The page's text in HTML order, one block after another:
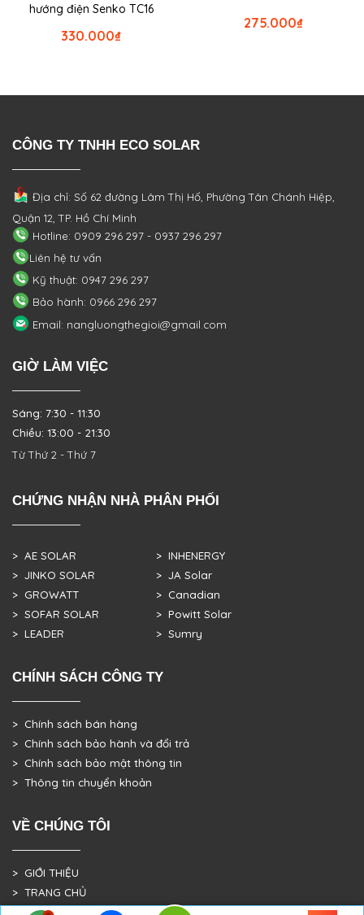
hướng điện Senko TC16
₫
330.000
₫
275.000
CÔNG TY TNHH ECO SOLAR
Địa chỉ: Số 62 đường Lâm Thị Hố, PhườngTân Chánh Hiệp,
Quận 12, TP. Hồ Chí Minh
Hotline: 0909 296 297 - 0937 296 297
Liên hệ tư vấn
Kỹ thuật: 0947 296 297
Bảo hành: 0966 296 297
Email: nangluongthegioi@gmail.com
GIỜ LÀM VIỆC
Sáng: 7:30 - 11:30
Chiều: 13:00 - 21:30
Từ Thứ 2 - Thứ 7
CHỨNG NHẬN NHÀ PHÂN PHỐI
> AE SOLAR
> JINKO SOLAR
> GROWATT
> SOFAR SOLAR
> LEADER
> INHENERGY
> JA Solar
> Canadian
> Powitt Solar
> Sumry
CHÍNH SÁCH CÔNG TY
> Chính sách bán hàng
> Chính sách bảo hành và đổi trả
> Chính sách bảo mật thông tin
> Thông tin chuyển khoản
VỀ CHÚNG TÔI
> GIỚI THIỆU
> TRANG CHỦ
> DỰ ÁN THỰC TẾ